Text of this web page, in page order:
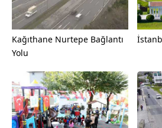
Kağıthane Nurtepe Bağlantı
Yolu